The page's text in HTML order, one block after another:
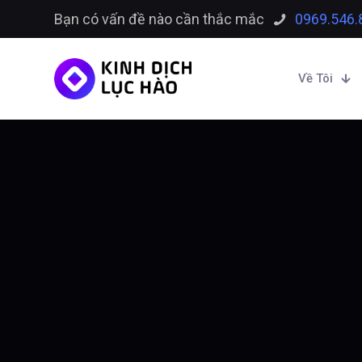
Bạn có vấn đề nào cần thắc mắc
Về Tôi